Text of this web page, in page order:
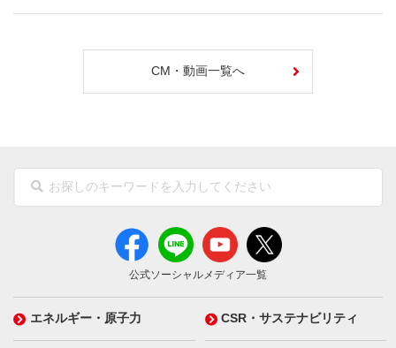
CM・動画一覧へ
公式ソーシャルメディア一覧
エネルギー・原子力 CSR・サステナビリティ